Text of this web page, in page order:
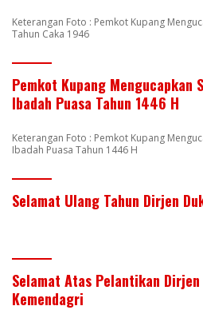
Keterangan Foto : Pemkot Kupang
Tahun Caka 1946
Pemkot Kupang Mengucapkan
Ibadah Puasa Tahun 1446 H
Keterangan Foto : Pemkot Kupang
Ibadah Puasa Tahun 1446 H
Selamat Ulang Tahun Dirjen
Selamat Atas Pelantikan Dirjen
Kemendagri